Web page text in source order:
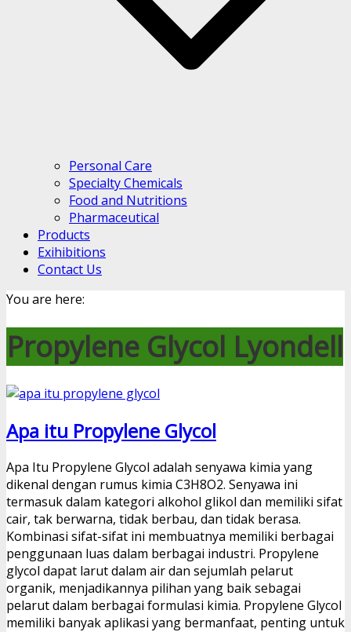
Personal Care
Specialty Chemicals
Food and Nutritions
Pharmaceutical
Products
Exihibitions
Contact Us
You are here:
Propylene Glycol Lyondell
Apa itu Propylene Glycol
Apa Itu Propylene Glycol adalah senyawa kimia yang
dikenal dengan rumus kimia C3H8O2. Senyawa ini
termasuk dalam kategori alkohol glikol dan memiliki sifat
cair, tak berwarna, tidak berbau, dan tidak berasa.
Kombinasi sifat-sifat ini membuatnya memiliki berbagai
penggunaan luas dalam berbagai industri. Propylene
glycol dapat larut dalam air dan sejumlah pelarut
organik, menjadikannya pilihan yang baik sebagai
pelarut dalam berbagai formulasi kimia. Propylene Glycol
memiliki banyak aplikasi yang bermanfaat, penting untuk